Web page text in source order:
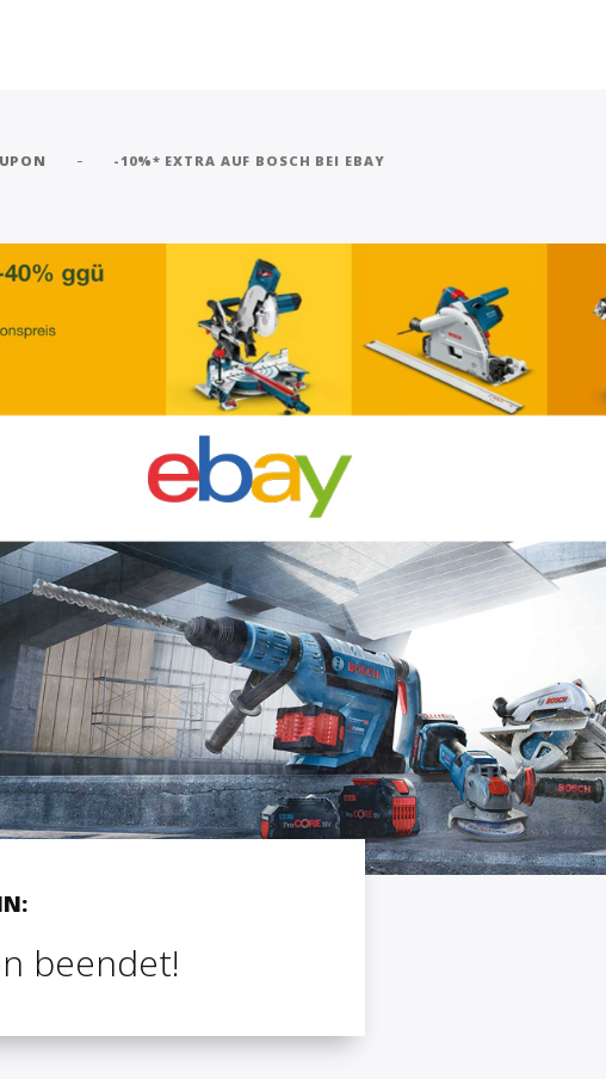
- -10%* EXTRA AUF BOSCH BEI EBAY
beendet!